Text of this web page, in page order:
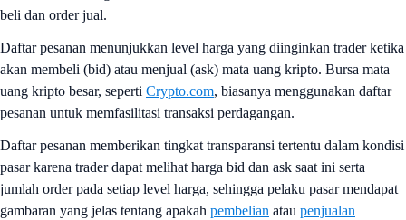
beli dan order jual.
Daftar pesanan menunjukkan level harga yang diinginkan trader ketika
akan membeli (bid) atau menjual (ask) mata uang kripto. Bursa mata
uang kripto besar, seperti Crypto.com, biasanya menggunakan daftar
pesanan untuk memfasilitasi transaksi perdagangan.
Daftar pesanan memberikan tingkat transparansi tertentu dalam kondisi
pasar karena trader dapat melihat harga bid dan ask saat ini serta
jumlah order pada setiap level harga, sehingga pelaku pasar mendapat
gambaran yang jelas tentang apakah pembelian atau penjualan